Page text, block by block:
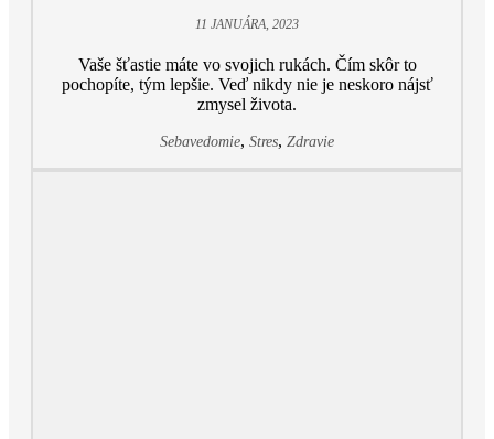
11 JANUÁRA, 2023
Vaše šťastie máte vo svojich rukách. Čím skôr to
pochopíte, tým lepšie. Veď nikdy nie je neskoro nájsť
zmysel života.
Sebavedomie, Stres, Zdravie